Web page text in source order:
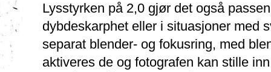
Lysstyrken på 2,0 gjør det også
dybdeskarphet eller i situasjoner med
separat blender- og fokusring, med
aktiveres de og fotografen kan stille